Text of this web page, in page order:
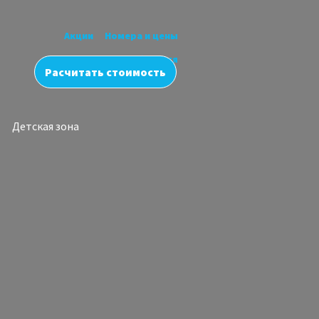
Детская зона
Акции
Номера и цены
Как добраться
Расчитать стоимость